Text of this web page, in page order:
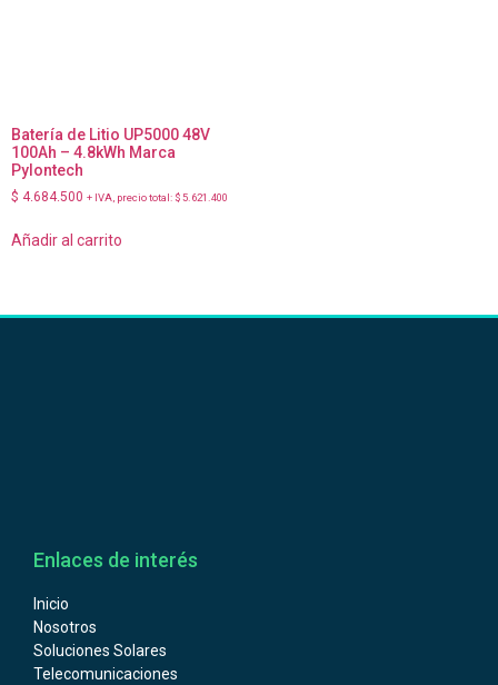
Batería de Litio UP5000 48V
100Ah – 4.8kWh Marca
Pylontech
$ 4.684.500 + IVA, precio total: $5.621.400
Añadir al carrito
Enlaces de interés
Inicio
Nosotros
Soluciones Solares
Telecomunicaciones